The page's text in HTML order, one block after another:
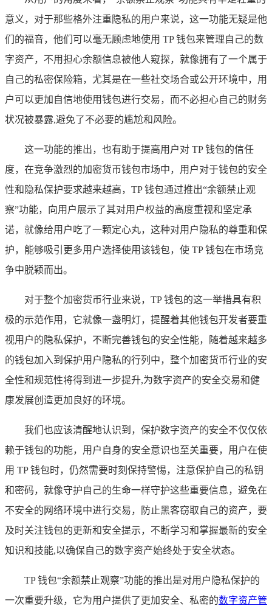
意义，对于那些格外注重隐私的用户来说，这一功能无疑是他
们的福音，他们可以毫无顾虑地使用 TP 钱包来管理自己的数
字资产，不用担心余额信息被他人窥探，就像拥有了一个属于
自己的私密保险箱，尤其是在一些社交场合或公开环境中，用
户可以更加自信地使用钱包进行交易，而不必担心自己的财务
状况被暴露,避免了不必要的尴尬和风险。
这一功能的推出，也有助于提高用户对 TP 钱包的信任
度，在竞争激烈的加密货币钱包市场中，用户对于钱包的安全
性和隐私保护要求越来越高，TP 钱包通过推出“余额禁止观
察”功能，向用户展示了其对用户权益的高度重视和坚定承
诺，就像给用户吃了一颗定心丸，这种对用户隐私的尊重和保
护，能够吸引更多用户选择使用该钱包，使 TP 钱包在市场竞
争中脱颖而出。
对于整个加密货币行业来说，TP 钱包的这一举措具有积
极的示范作用，它就像一盏明灯，提醒着其他钱包开发者要重
视用户的隐私保护，不断完善钱包的安全性能，随着越来越多
的钱包加入到保护用户隐私的行列中，整个加密货币行业的安
全性和规范性将得到进一步提升,为数字资产的安全交易和健
康发展创造更加良好的环境。
我们也应该清醒地认识到，保护数字资产的安全不仅仅依
赖于钱包的功能，用户自身的安全意识也至关重要，用户在使
用 TP 钱包时，仍然需要时刻保持警惕，注意保护自己的私钥
和密码，就像守护自己的生命一样守护这些重要信息，避免在
不安全的网络环境中进行交易，防止黑客窃取自己的资产，要
及时关注钱包的更新和安全提示，不断学习和掌握最新的安全
知识和技能,以确保自己的数字资产始终处于安全状态。
TP 钱包“余额禁止观察”功能的推出是对用户隐私保护的
一次重要升级，它为用户提供了更加安全、私密的数字资产管